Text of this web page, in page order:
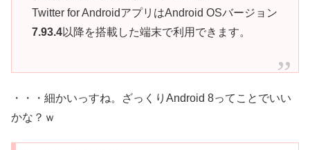
Twitter for AndroidアプリはAndroid OSバージョン
7.93.4以降を搭載した端末で利用できます。
・・・細かいっすね。ざっくりAndroid 8ってことでいい
かな？ｗ